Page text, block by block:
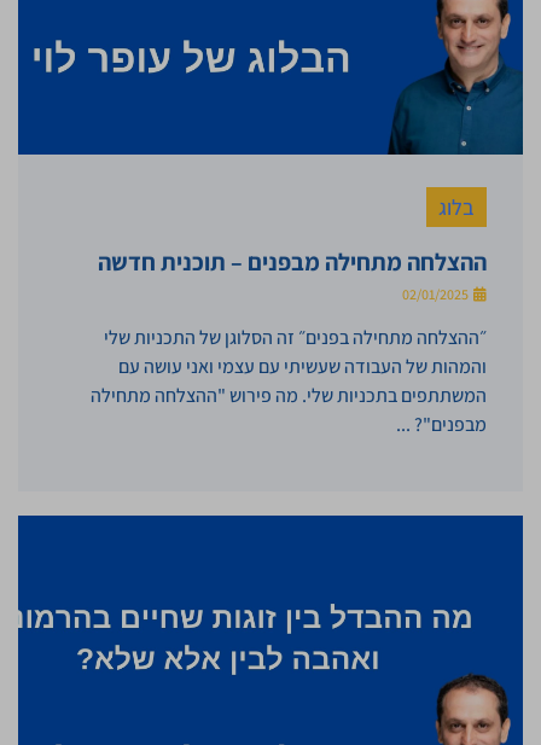
בלוג
ההצלחה מתחילה מבפנים – תוכנית חדשה
״ההצלחה מתחילה בפנים״ זה הסלוגן של התכניות שלי
והמהות של העבודה שעשיתי עם עצמי ואני עושה עם
המשתתפים בתכניות שלי. מה פירוש "ההצלחה מתחילה
מבפנים"? ...